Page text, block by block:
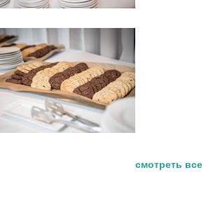
смотреть все